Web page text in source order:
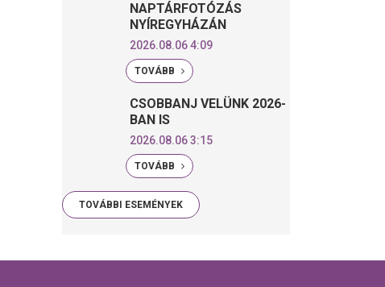
NAPTÁRFOTÓZÁS
NYÍREGYHÁZÁN
2026.08.06 4:09
TOVÁBB
CSOBBANJ VELÜNK 2026-
BAN IS
2026.08.06 3:15
TOVÁBB
TOVÁBBI ESEMÉNYEK